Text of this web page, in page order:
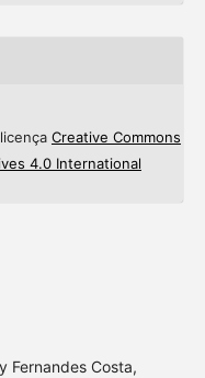
Creative Commons
4.0 International
Fernandes Costa,